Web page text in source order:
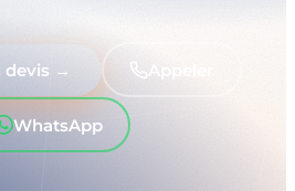
devis → Appeler
WhatsApp